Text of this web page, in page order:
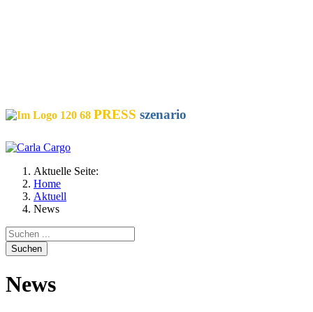
PRESS szenario
Aktuelle Seite:
Home
Aktuell
News
Suchen
News